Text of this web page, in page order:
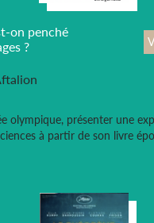
on penché
?
olympique, présenter une
à partir de son livre